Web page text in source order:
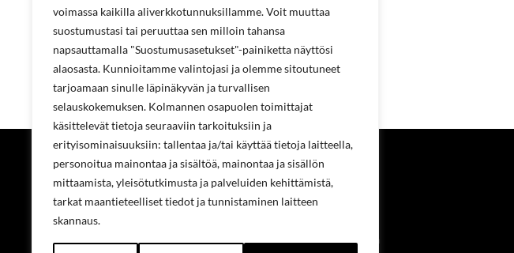
voimassa kaikilla aliverkkotunnuksillamme. Voit muuttaa
suostumustasi tai peruuttaa sen milloin tahansa
napsauttamalla "Suostumusasetukset"-painiketta näyttösi
alaosasta. Kunnioitamme valintojasi ja olemme sitoutuneet
tarjoamaan sinulle läpinäkyvän ja turvallisen
selauskokemuksen. Kolmannen osapuolen toimittajat
käsittelevät tietoja seuraaviin tarkoituksiin ja
erityisominaisuuksiin: tallentaa ja/tai käyttää tietoja laitteella,
personoitua mainontaa ja sisältöä, mainontaa ja sisällön
mittaamista, yleisötutkimusta ja palveluiden kehittämistä,
tarkat maantieteelliset tiedot ja tunnistaminen laitteen
skannaus.
Projecta Oy
Tietoa meistä
Yhteystiedot
Ympäristöohjelma